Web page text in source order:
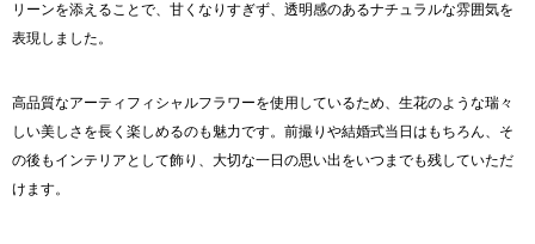
リーンを添えることで、甘くなりすぎず、透明感のあるナチュラルな雰囲気を
表現しました。
高品質なアーティフィシャルフラワーを使用しているため、生花のような瑞々
しい美しさを長く楽しめるのも魅力です。前撮りや結婚式当日はもちろん、そ
の後もインテリアとして飾り、大切な一日の思い出をいつまでも残していただ
けます。